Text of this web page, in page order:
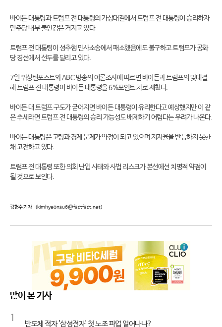
바이든 대통령과 트럼프 전 대통령의 가상대결에서 트럼프 전 대통령이 승리하자
민주당 내부 불안감은 커지고 있다.
트럼프 전 대통령이 성추행 민사소송에서 패소했음에도 불구하고 트럼프가 공화
당 경선에서 선두를 달리고 있다.
7일 워싱턴포스트와 ABC 방송의 여론조사에 따르면 바이든과 트럼프의 맞대결
해 트럼프 전 대통령이 바이든 대통령을 6%포인트 차로 제쳤다.
바이든 대 트럼프 구도가 굳어지면 바이든 대통령이 유리한다고 예상했지만 이 같
은 추세라면 트럼프 전 대통령의 승리 가능성도 배제하기 어렵다는 우려가 나온다.
바이든 대통령은 고령과 경제 문제가 약점이 되고 있으며 지지율을 반등하지 못한
채 고전하고 있다.
트럼프 전 대통령 또한 의회 난입 사태와 사법 리스크가 본선에선 치명적 약점이
될 것으로 보인다.
김현수 기자 (kimhyeonsu6@factfact.net)
많이 본 기사
1
반도체 적자 '삼성전자' 첫 노조 파업 일어나나?